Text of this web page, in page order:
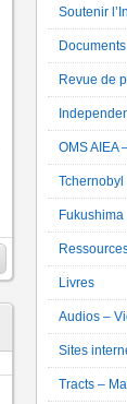
Soutenir
Revue de
OMS AIEA
Tchernobyl
Fukushima
Livres
Audios –
Sites
Tracts –